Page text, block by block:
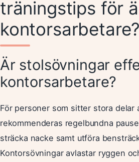
träningstips för
kontorsarbetare?
Är stolsövningar
kontorsarbetare?
För personer som sitter stora delar
rekommenderas regelbundna
sträcka nacke samt utföra
Kontorsövningar avlastar ryggen